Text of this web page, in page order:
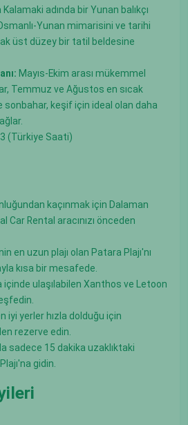
adında bir Yunan balıkçı
Yunan mimarisini ve tarihi
üst düzey bir tatil beldesine
Mayıs-Ekim arası mükemmel
Temmuz ve Ağustos en sıcak
sonbahar, keşif için ideal olan daha
(Türkiye Saati)
kaçınmak için Dalaman
Car Rental aracınızı önceden
en uzun plajı olan Patara Plajı'nı
kısa bir mesafede.
içinde ulaşılabilen Xanthos ve Letoon
iyi yerler hızla dolduğu için
rezerve edin.
sadece 15 dakika uzaklıktaki
gidin.